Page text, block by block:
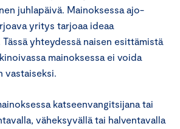
juhlapäivä. Mainoksessa ajo-
yritys tarjoaa ideaa
yhteydessä naisen esittämistä
mainoksessa ei voida
vastaiseksi.
katseenvangitsijana tai
väheksyvällä tai halventavalla